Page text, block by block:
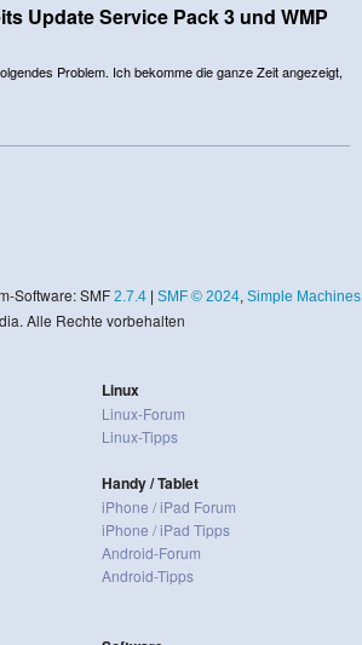
Update Service Pack 3 und WMP
Problem. Ich bekomme die ganze Zeit angezeigt,
Software: SMF 2.7.4| SMF © 2024, Simple Machines
Alle Rechte vorbehalten
Linux
Linux-Forum
Linux-Tipps
Handy / Tablet
iPhone / iPad Forum
iPhone / iPad Tipps
Android-Forum
Android-Tipps